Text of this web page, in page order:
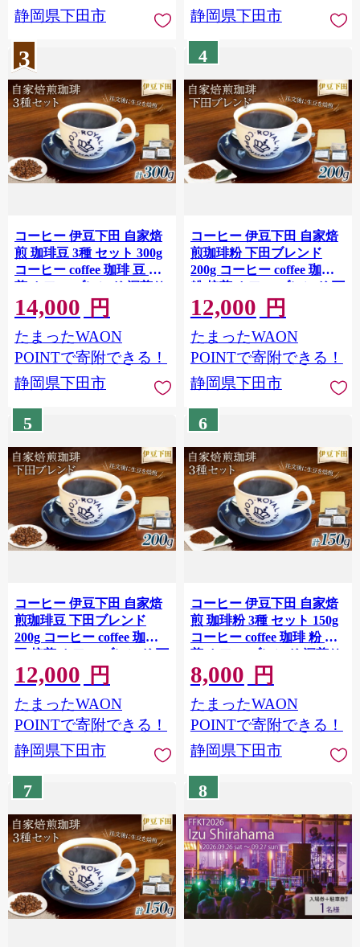
静岡県下田市
静岡県下田市
3
コーヒー 伊豆下田 自家焙
煎 珈琲豆 3種 セット 300g
コーヒー coffee 珈琲 豆 焙
煎 カフェ ブレンド 深煎り
贈答用 プレゼント ギフト
お土産 飲料 飲み物 ドリン
ク 嗜好品 キャンプ アウト
ドア 静岡県 伊豆 下田市 目
14,000 円
たまったWAON
POINTで寄附できる！
静岡県下田市
4
コーヒー 伊豆下田 自家焙
煎珈琲粉 下田ブレンド
200g コーヒー coffee 珈琲
粉 焙煎 カフェ ブレンド 下
田ブレンド 深煎り 贈答用
プレゼント ギフト お土産
静岡県 伊豆 下田市 目黒グ
リーン珈琲焙煎所
12,000 円
たまったWAON
POINTで寄附できる！
静岡県下田市
5
コーヒー 伊豆下田 自家焙
煎珈琲豆 下田ブレンド
200g コーヒー coffee 珈琲
豆 焙煎 カフェ ブレンド 下
田ブレンド 深煎り 贈答用
プレゼント ギフト お土産
静岡県 伊豆 下田市 目黒グ
リーン珈琲焙煎所
12,000 円
たまったWAON
POINTで寄附できる！
静岡県下田市
6
コーヒー 伊豆下田 自家焙
煎 珈琲粉 3種 セット 150g
コーヒー coffee 珈琲 粉 焙
煎 カフェ ブレンド 深煎り
贈答用 プレゼント ギフト
お土産 飲料 飲み物 ドリン
ク 嗜好品 キャンプ アウト
ドア 静岡県 伊豆 下田市 目
8,000 円
たまったWAON
POINTで寄附できる！
静岡県下田市
7 8